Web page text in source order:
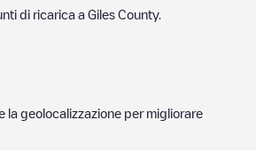
di ricarica a Giles County.
la geolocalizzazione per migliorare